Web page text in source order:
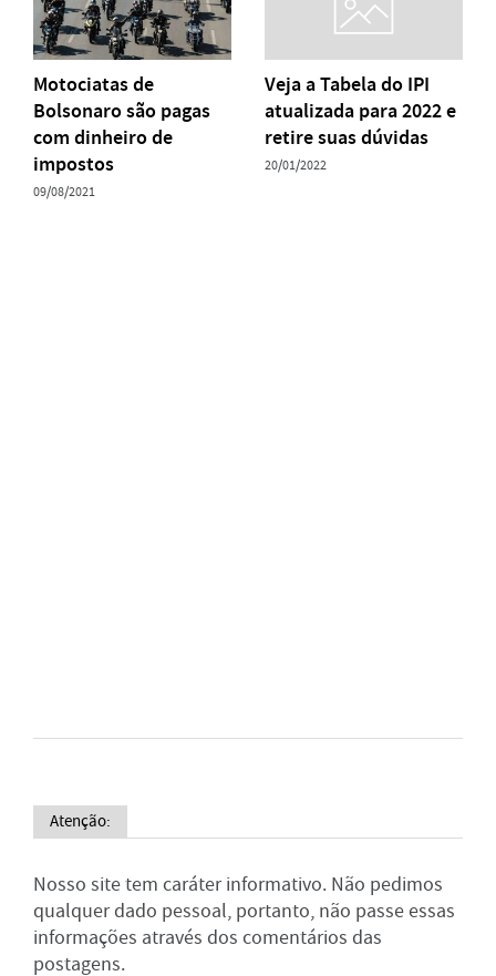
Motociatas de
Bolsonaro são pagas
com dinheiro de
impostos
09/08/2021
Veja a Tabela do IPI
atualizada para 2022 e
retire suas dúvidas
20/01/2022
Atenção:
Nosso site tem caráter informativo. Não pedimos
qualquer dado pessoal, portanto, não passe essas
informações através dos comentários das
postagens.